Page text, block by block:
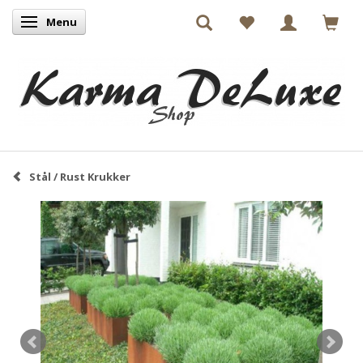
Skifte navigation
Menu
Stål / Rust Krukker